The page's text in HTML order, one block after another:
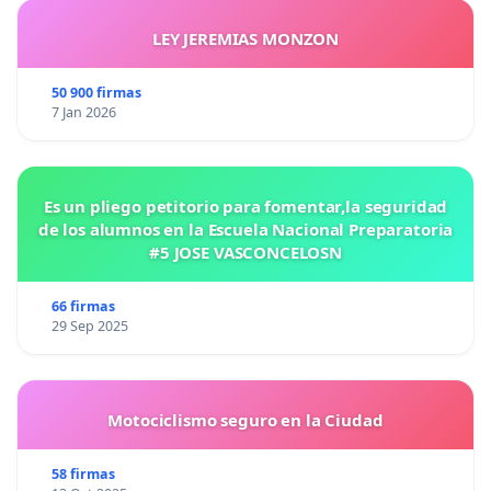
DESCRIPICION DEL SOMBRERO VUELTIAO
El sombrero vueltiao es uno de los símbolos
artesanal catalogada de mayor excelencia.
Este símbolo de la cultura nacional proviene de las
sabanas de Córdoba y Sucre, regiones costeñas de
Colombia conocidas por las altas temperaturas, se
LEY JEREMIAS MONZON
50 900 firmas
7 Jan 2026
Es un pliego petitorio para fomentar,la seguridad
de los alumnos en la Escuela Nacional Preparatoria
#5 JOSE VASCONCELOSN
66 firmas
29 Sep 2025
Motociclismo seguro en la Ciudad
58 firmas